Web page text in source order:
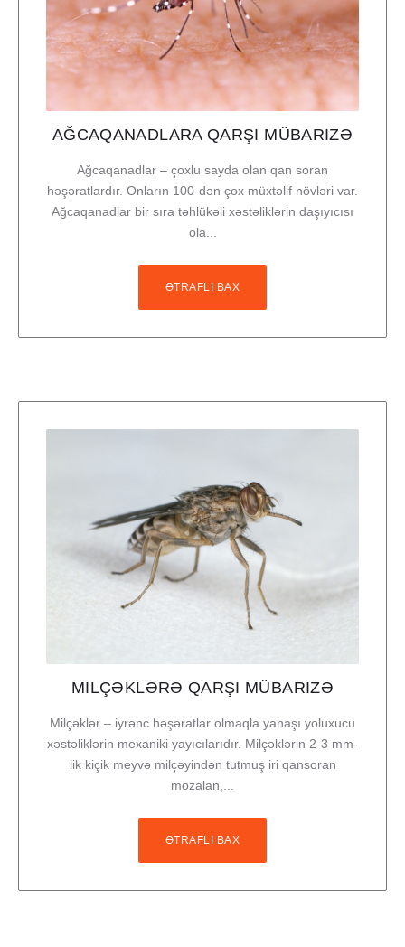
AĞCAQANADLARA QARŞI MÜBARIZƏ
Ağcaqanadlar – çoxlu sayda olan qan soran
həşəratlardır. Onların 100-dən çox müxtəlif növləri var.
Ağcaqanadlar bir sıra təhlükəli xəstəliklərin daşıyıcısı
ola...
ƏTRAFLI BAX
MILÇƏKLƏRƏ QARŞI MÜBARIZƏ
Milçəklər – iyrənc həşəratlar olmaqla yanaşı yoluxucu
xəstəliklərin mexaniki yayıcılarıdır. Milçəklərin 2-3 mm-
lik kiçik meyvə milçəyindən tutmuş iri qansoran
mozalan,...
ƏTRAFLI BAX